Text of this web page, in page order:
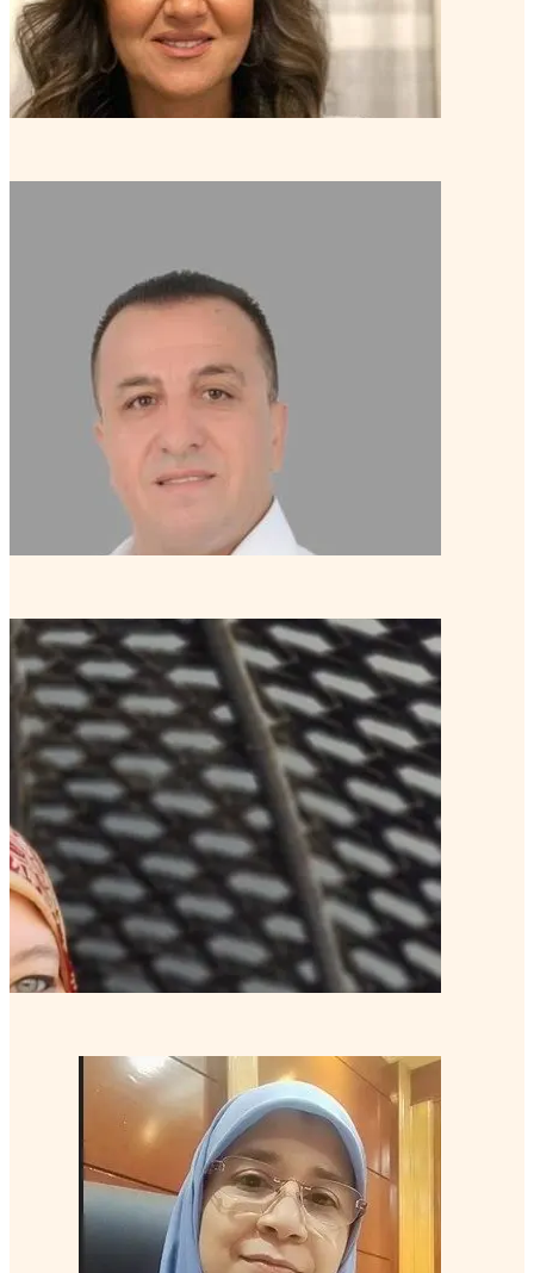
محمد عيسى, PCC
منتور كوتش متقدم
نهلة الغمراوي, PCC
كوتش خبير منتور كوتش متقدم
تعرف على الكوتش
راجية عزت, PCC
كوتش خبير منتور كوتش متقدم